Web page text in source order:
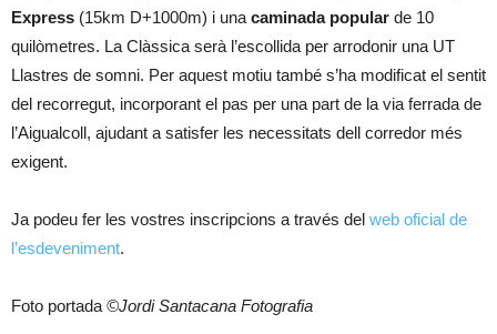
Express (15km D+1000m) i una caminada popular de 10
quilòmetres. La Clàssica serà l’escollida per arrodonir una UT
Llastres de somni. Per aquest motiu també s’ha modificat el sentit
del recorregut, incorporant el pas per una part de la via ferrada de
l’Aigualcoll, ajudant a satisfer les necessitats dell corredor més
exigent.
Ja podeu fer les vostres inscripcions a través del web oficial de
l’esdeveniment.
Foto portada ©Jordi Santacana Fotografia